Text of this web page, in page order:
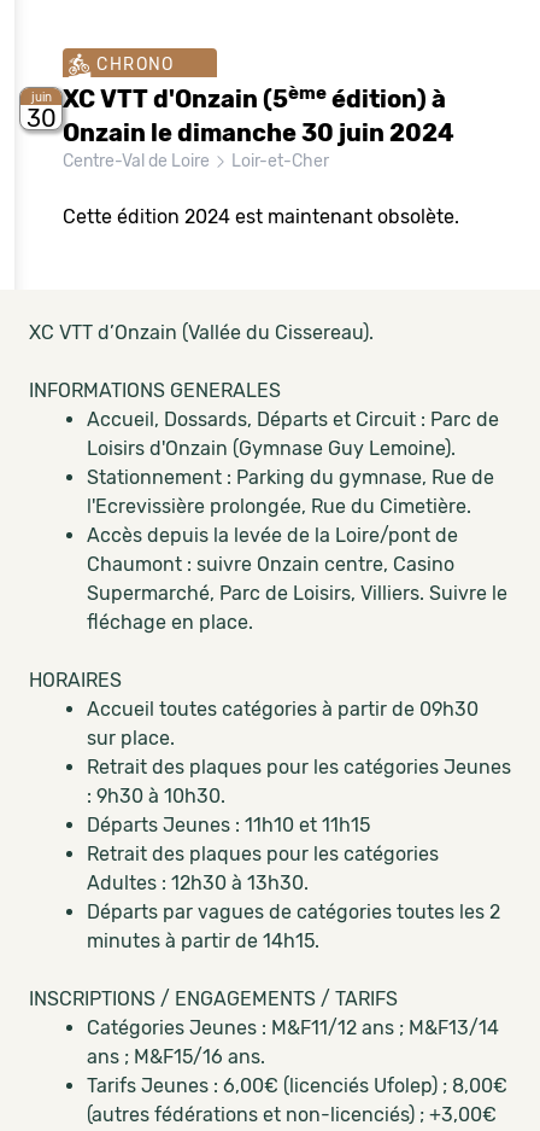
juin
30
CHRONO
XC VTT d'Onzain (5ème édition) à
Onzain le dimanche 30 juin 2024
Centre-Val de Loire Loir-et-Cher
Cette édition 2024 est maintenant obsolète.
XC VTT d’Onzain (Vallée du Cissereau).
INFORMATIONS GENERALES
Accueil, Dossards, Départs et Circuit : Parc de
Loisirs d'Onzain (Gymnase Guy Lemoine).
Stationnement : Parking du gymnase, Rue de
l'Ecrevissière prolongée, Rue du Cimetière.
Accès depuis la levée de la Loire/pont de
Chaumont : suivre Onzain centre, Casino
Supermarché, Parc de Loisirs, Villiers. Suivre le
fléchage en place.
HORAIRES
Accueil toutes catégories à partir de 09h30
sur place.
Retrait des plaques pour les catégories Jeunes
: 9h30 à 10h30.
Départs Jeunes : 11h10 et 11h15
Retrait des plaques pour les catégories
Adultes : 12h30 à 13h30.
Départs par vagues de catégories toutes les 2
minutes à partir de 14h15.
INSCRIPTIONS / ENGAGEMENTS / TARIFS
Catégories Jeunes : M&F11/12 ans ; M&F13/14
ans ; M&F15/16 ans.
Tarifs Jeunes : 6,00€ (licenciés Ufolep) ; 8,00€
(autres fédérations et non-licenciés) ; +3,00€